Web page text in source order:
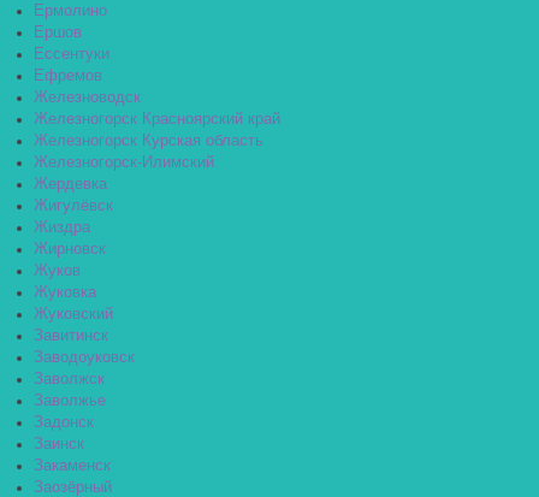
Ермолино
Ершов
Ессентуки
Ефремов
Железноводск
Железногорск Красноярский край
Железногорск Курская область
Железногорск-Илимский
Жердевка
Жигулёвск
Жиздра
Жирновск
Жуков
Жуковка
Жуковский
Завитинск
Заводоуковск
Заволжск
Заволжье
Задонск
Заинск
Закаменск
Заозёрный